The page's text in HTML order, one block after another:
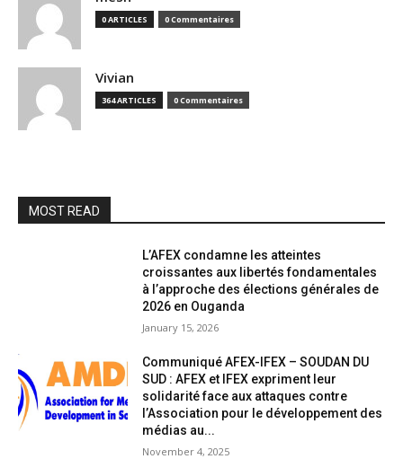
0 ARTICLES 0 Commentaires
Vivian
364 ARTICLES 0 Commentaires
MOST READ
L’AFEX condamne les atteintes
croissantes aux libertés fondamentales
à l’approche des élections générales de
2026 en Ouganda
January 15, 2026
Communiqué AFEX-IFEX – SOUDAN DU
SUD : AFEX et IFEX expriment leur
solidarité face aux attaques contre
l’Association pour le développement des
médias au...
November 4, 2025